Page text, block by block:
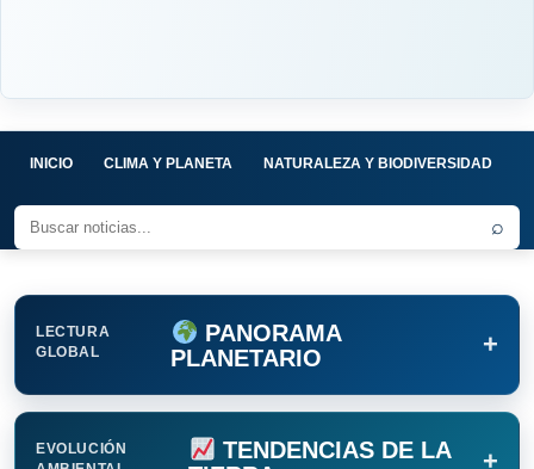
INICIO CLIMA Y PLANETA NATURALEZA Y BIODIVERSIDAD
⌕
LECTURA
GLOBAL
PANORAMA
PLANETARIO
+
EVOLUCIÓN
TENDENCIAS DE LA
+